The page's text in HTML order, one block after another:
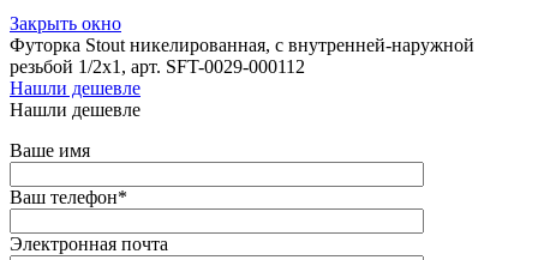
Закрыть окно
Футорка Stout никелированная, с внутренней-наружной
резьбой 1/2х1, арт. SFT-0029-000112
Нашли дешевле
Нашли дешевле
Ваше имя
Ваш телефон*
Электронная почта